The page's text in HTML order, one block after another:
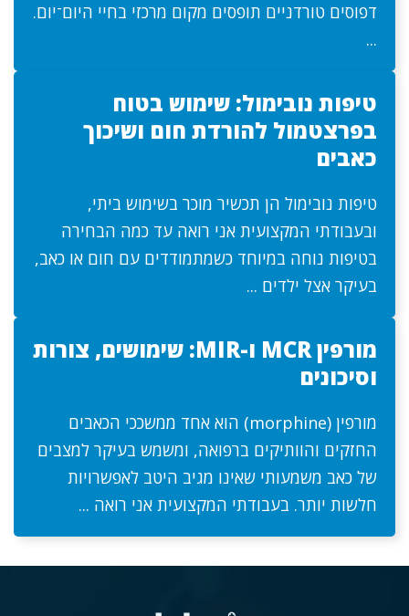
דפוסים טורדניים תופסים מקום מרכזי בחיי היום־יום.
...
טיפות נובימול: שימוש בטוח
בפרצטמול להורדת חום ושיכוך
כאבים
טיפות נובימול הן תכשיר מוכר בשימוש ביתי,
ובעבודתי המקצועית אני רואה עד כמה הבחירה
בטיפות נוחה במיוחד כשמתמודדים עם חום או כאב,
בעיקר אצל ילדים ...
מורפין MCR ו-MIR: שימושים, צורות
וסיכונים
מורפין (morphine) הוא אחד ממשככי הכאבים
החזקים והוותיקים ברפואה, ומשמש בעיקר למצבים
של כאב משמעותי שאינו מגיב היטב לאפשרויות
חלשות יותר. בעבודתי המקצועית אני רואה ...